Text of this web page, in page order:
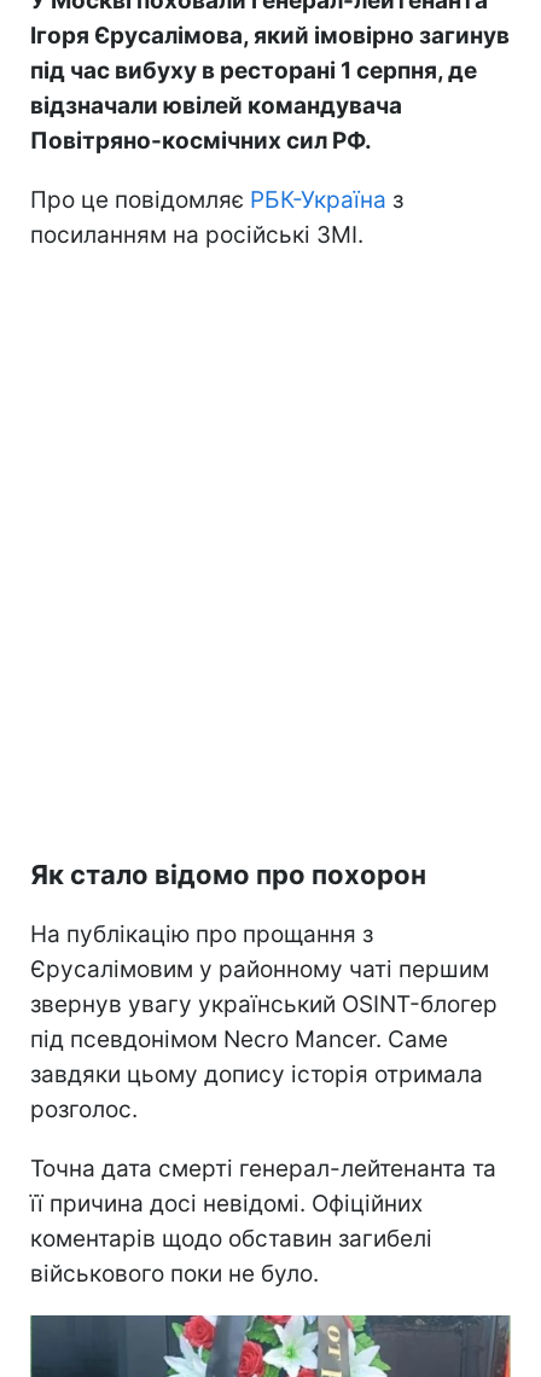
Ігоря Єрусалімова, який імовірно загинув
під час вибуху в ресторані 1 серпня, де
відзначали ювілей командувача
Повітряно-космічних сил РФ.
Про це повідомляє РБК-Україна з
посиланням на російські ЗМІ.
Як стало відомо про похорон
На публікацію про прощання з
Єрусалімовим у районному чаті першим
звернув увагу український OSINT-блогер
під псевдонімом Necro Mancer. Саме
завдяки цьому допису історія отримала
розголос.
Точна дата смерті генерал-лейтенанта та
її причина досі невідомі. Офіційних
коментарів щодо обставин загибелі
військового поки не було.